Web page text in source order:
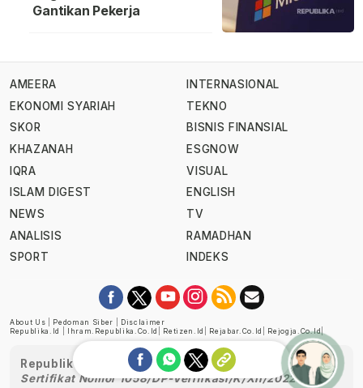
Gantikan Pekerja
AMEERA
EKONOMI SYARIAH
SKOR
KHAZANAH
IQRA
ISLAM DIGEST
NEWS
ANALISIS
SPORT
INTERNASIONAL
TEKNO
BISNIS FINANSIAL
ESGNOW
VISUAL
ENGLISH
TV
RAMADHAN
INDEKS
About Us Pedoman Siber
Disclaimer
Republika.id
Ihram.republika.co.id Retizen.id Rejabar.co.id Rejogja.co.id|
Republika telah diverifikasi oleh Dewan Pers
Sertifikat Nomor 1058/DP-Verifikasi/K/XII/2022